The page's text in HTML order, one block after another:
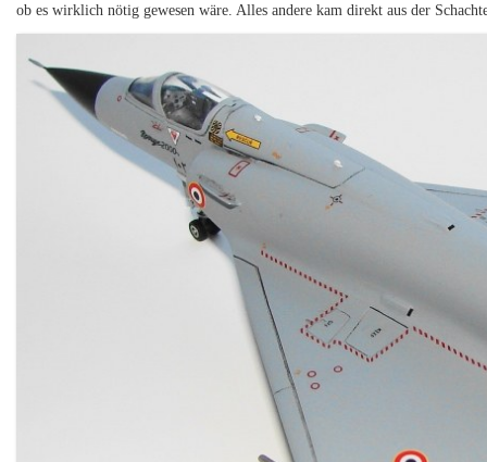
ob es wirklich nötig gewesen wäre. Alles andere kam direkt aus der